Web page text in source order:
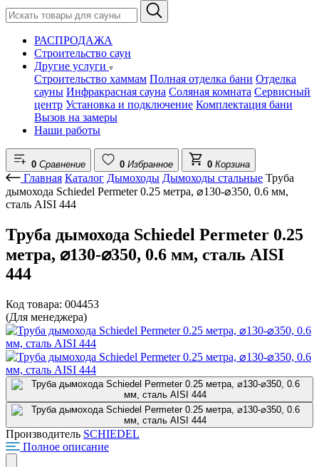
РАСПРОДАЖА
Строительство саун
Другие услуги
Строительство хаммам Полная отделка бани Отделка
сауны Инфракрасная сауна Соляная комната Сервисный
центр Установка и подключение Комплектация бани
Вызов на замеры
Наши работы
0 Сравнение 0 Избранное 0 Корзина
Главная Каталог Дымоходы Дымоходы стальные Труба
дымохода Schiedel Permeter 0.25 метра, ⌀130-⌀350, 0.6 мм,
сталь AISI 444
Труба дымохода Schiedel Permeter 0.25
метра, ⌀130-⌀350, 0.6 мм, сталь AISI
444
Код товара: 004453
(Для менеджера)
Производитель SCHIEDEL
Полное описание